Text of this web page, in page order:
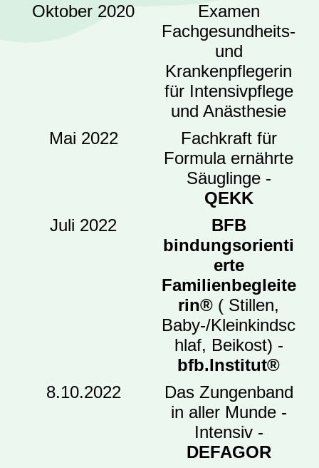
Oktober 2020
Examen
Fachgesundheits-
und
Krankenpflegerin
für Intensivpflege
und Anästhesie
Mai 2022
Fachkraft für
Formula ernährte
Säuglinge -
QEKK
Juli 2022
BFB
bindungsorienti
erte
Familienbegleite
rin® ( Stillen,
Baby-/Kleinkindsc
hlaf, Beikost) -
bfb.Institut®
8.10.2022
Das Zungenband
in aller Munde -
Intensiv -
DEFAGOR